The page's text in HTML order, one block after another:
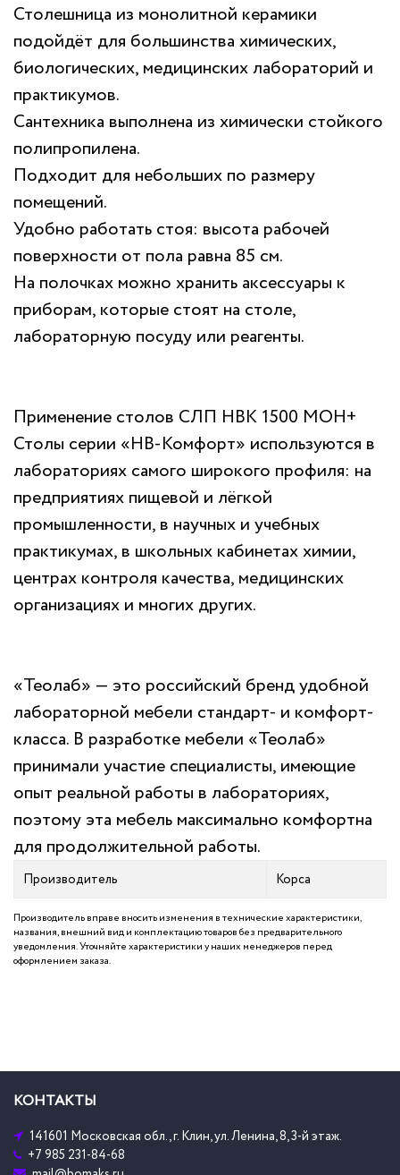
Столешница из монолитной керамики
подойдёт для большинства химических,
биологических, медицинских лабораторий и
практикумов.
Сантехника выполнена из химически стойкого
полипропилена.
Подходит для небольших по размеру
помещений.
Удобно работать стоя: высота рабочей
поверхности от пола равна 85 см.
На полочках можно хранить аксессуары к
приборам, которые стоят на столе,
лабораторную посуду или реагенты.
Применение столов СЛП НВК 1500 МОН+
Столы серии «НВ-Комфорт» используются в
лабораториях самого широкого профиля: на
предприятиях пищевой и лёгкой
промышленности, в научных и учебных
практикумах, в школьных кабинетах химии,
центрах контроля качества, медицинских
организациях и многих других.
«Теолаб» — это российский бренд удобной
лабораторной мебели стандарт- и комфорт-
класса. В разработке мебели «Теолаб»
принимали участие специалисты, имеющие
опыт реальной работы в лабораториях,
поэтому эта мебель максимально комфортна
для продолжительной работы.
Производитель Корса
Производитель вправе вносить изменения в технические характеристики,
названия, внешний вид и комплектацию товаров без предварительного
уведомления. Уточняйте характеристики у наших менеджеров перед
оформлением заказа.
КОНТАКТЫ
141601 Московская обл., г. Клин, ул. Ленина, 8, 3-й этаж.
+7 985 231-84-68